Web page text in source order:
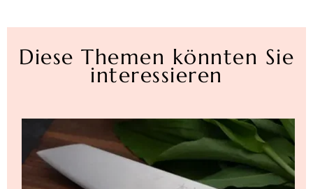
Diese Themen könnten Sie
interessieren